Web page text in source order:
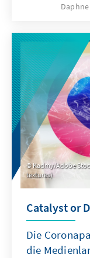
Kadmy/Adobe
textures)
Catalyst or
Die
die